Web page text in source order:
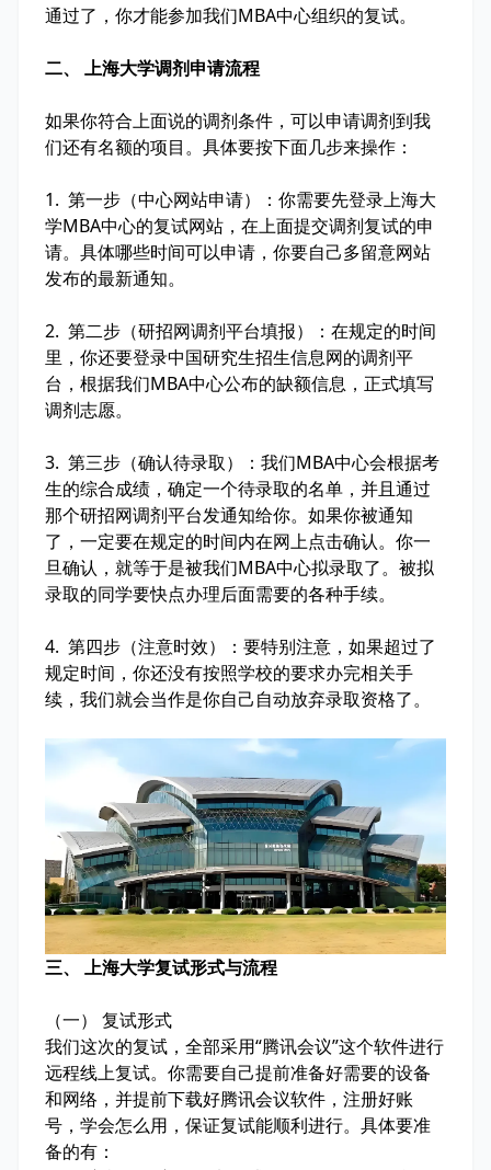
通过了，你才能参加我们MBA中心组织的复试。
二、 上海大学调剂申请流程
如果你符合上面说的调剂条件，可以申请调剂到我
们还有名额的项目。具体要按下面几步来操作：
1. 第一步（中心网站申请）：你需要先登录上海大
学MBA中心的复试网站，在上面提交调剂复试的申
请。具体哪些时间可以申请，你要自己多留意网站
发布的最新通知。
2. 第二步（研招网调剂平台填报）：在规定的时间
里，你还要登录中国研究生招生信息网的调剂平
台，根据我们MBA中心公布的缺额信息，正式填写
调剂志愿。
3. 第三步（确认待录取）：我们MBA中心会根据考
生的综合成绩，确定一个待录取的名单，并且通过
那个研招网调剂平台发通知给你。如果你被通知
了，一定要在规定的时间内在网上点击确认。你一
旦确认，就等于是被我们MBA中心拟录取了。被拟
录取的同学要快点办理后面需要的各种手续。
4. 第四步（注意时效）：要特别注意，如果超过了
规定时间，你还没有按照学校的要求办完相关手
续，我们就会当作是你自己自动放弃录取资格了。
三、 上海大学复试形式与流程
（一） 复试形式
我们这次的复试，全部采用“腾讯会议”这个软件进行
远程线上复试。你需要自己提前准备好需要的设备
和网络，并提前下载好腾讯会议软件，注册好账
号，学会怎么用，保证复试能顺利进行。具体要准
备的有：